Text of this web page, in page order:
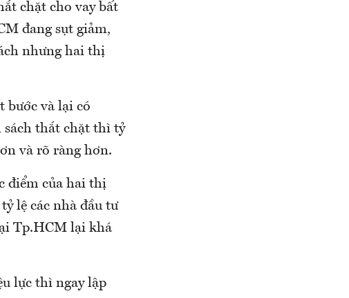
chặt cho vay bất
đang sụt giảm,
nhưng hai thị
và lại có
sách thắt chặt thì tỷ
và rõ ràng hơn.
điểm của hai thị
lệ các nhà đầu tư
Tp.HCM lại khá
lực thì ngay lập